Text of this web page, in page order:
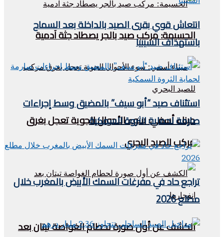
الحسيمة: مركب صيد بالجر يصطاد جثة آدمية
ميناء أسفي: سوء الأحوال الجوية تعجل بغرق
مركب للصيد البحري
الكشف عن أول صورة لحطام الغواصة تيتان بعد
انتعاش قوي بقرى الصيد بالداخلة بعد السماح
باستهداف السيبيا
استئناف صيد “أبو سيف” بالمضيق وسط إجراءات
صارمة لحماية الثروة السمكية
تراجع حاد في مفرغات السمك الأبيض بالمغرب خلال
مطلع 2026